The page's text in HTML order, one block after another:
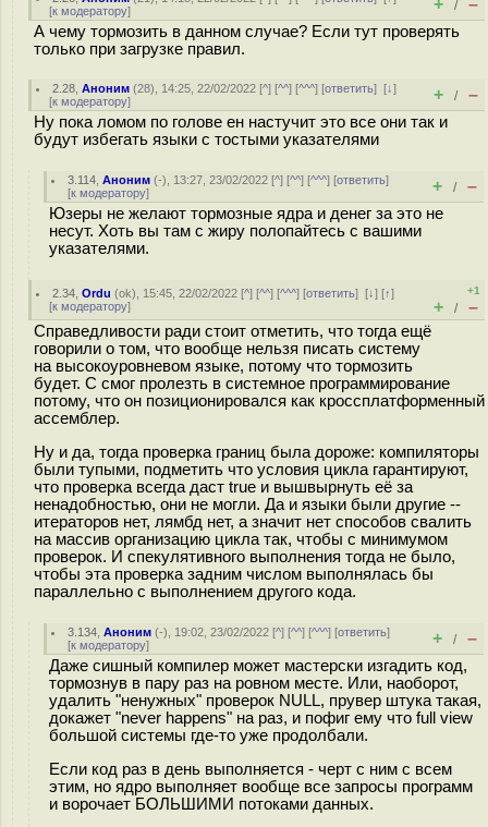
[к модератору] + / –
А чему тормозить в данном случае? Если тут проверять
только при загрузке правил.
2.28 ,Аноним (28), 14:25, 22/02/2022 [^] [^^] [^^^] [ответить][↓]
[к модератору] + / –
Ну пока ломом по голове ен настучит это все они так и
будут избегать языки с тостыми указателями
3.114 ,Аноним (-), 13:27, 23/02/2022 [^] [^^] [^^^] [ответить]
[к модератору] + / –
Юзеры не желают тормозные ядра и денег за это не
несут. Хоть вы там с жиру полопайтесь с вашими
указателями.
2.34 ,Ordu (ok), 15:45, 22/02/2022 [^] [^^] [^^^] [ответить][↓] [↑]
[к модератору]
+1
+ / –
Справедливости ради стоит отметить, что тогда ещё
говорили о том, что вообще нельзя писать систему
на высокоуровневом языке, потому что тормозить
будет. C смог пролезть в системное программирование
потому, что он позиционировался как кроссплатформенный
ассемблер.
Ну и да, тогда проверка границ была дороже: компиляторы
были тупыми, подметить что условия цикла гарантируют,
что проверка всегда даст true и вышвырнуть её за
ненадобностью, они не могли. Да и языки были другие --
итераторов нет, лямбд нет, а значит нет способов свалить
на массив организацию цикла так, чтобы с минимумом
проверок. И спекулятивного выполнения тогда не было,
чтобы эта проверка задним числом выполнялась бы
параллельно с выполнением другого кода.
3.134 ,Аноним (-), 19:02, 23/02/2022 [^] [^^] [^^^] [ответить]
[к модератору] + / –
Даже сишный компилер может мастерски изгадить код,
тормознув в пару раз на ровном месте. Или, наоборот,
удалить "ненужных" проверок NULL, прувер штука такая,
докажет "never happens" на раз, и пофиг ему что full view
большой системы где-то уже продолбали.
Если код раз в день выполняется - черт с ним с всем
этим, но ядро выполняет вообще все запросы программ
и ворочает БОЛЬШИМИ потоками данных.